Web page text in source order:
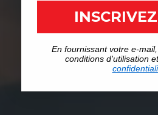
En fournissant votre e-
conditions d'utilisation